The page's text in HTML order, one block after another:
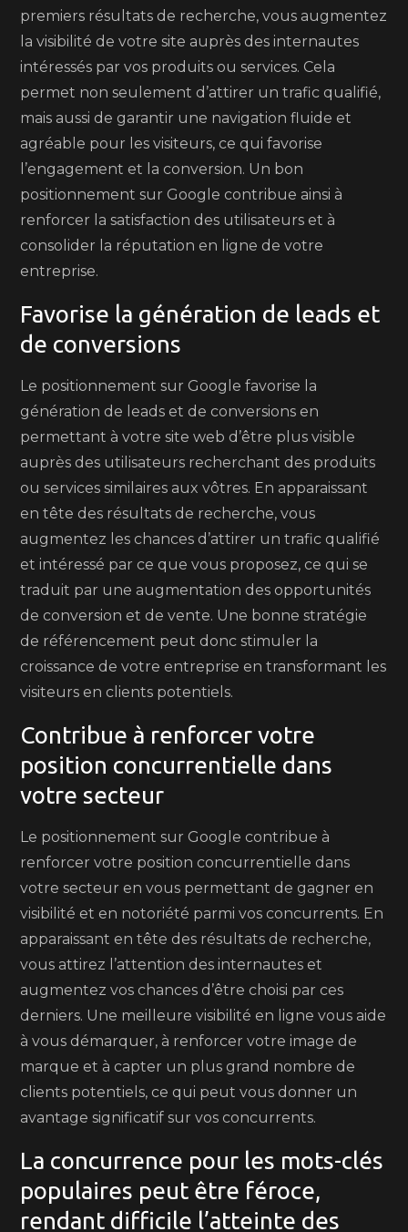
premiers résultats de recherche, vous augmentez
la visibilité de votre site auprès des internautes
intéressés par vos produits ou services. Cela
permet non seulement d’attirer un trafic qualifié,
mais aussi de garantir une navigation fluide et
agréable pour les visiteurs, ce qui favorise
l’engagement et la conversion. Un bon
positionnement sur Google contribue ainsi à
renforcer la satisfaction des utilisateurs et à
consolider la réputation en ligne de votre
entreprise.
Favorise la génération de leads et
de conversions
Le positionnement sur Google favorise la
génération de leads et de conversions en
permettant à votre site web d’être plus visible
auprès des utilisateurs recherchant des produits
ou services similaires aux vôtres. En apparaissant
en tête des résultats de recherche, vous
augmentez les chances d’attirer un trafic qualifié
et intéressé par ce que vous proposez, ce qui se
traduit par une augmentation des opportunités
de conversion et de vente. Une bonne stratégie
de référencement peut donc stimuler la
croissance de votre entreprise en transformant les
visiteurs en clients potentiels.
Contribue à renforcer votre
position concurrentielle dans
votre secteur
Le positionnement sur Google contribue à
renforcer votre position concurrentielle dans
votre secteur en vous permettant de gagner en
visibilité et en notoriété parmi vos concurrents. En
apparaissant en tête des résultats de recherche,
vous attirez l’attention des internautes et
augmentez vos chances d’être choisi par ces
derniers. Une meilleure visibilité en ligne vous aide
à vous démarquer, à renforcer votre image de
marque et à capter un plus grand nombre de
clients potentiels, ce qui peut vous donner un
avantage significatif sur vos concurrents.
La concurrence pour les mots-clés
populaires peut être féroce,
rendant difficile l’atteinte des